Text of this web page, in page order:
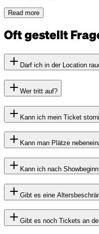
Read more
Oft gestellt
Darf ich in der Location
Wer tritt auf?
Kann ich mein Ticket
Kann man Plätze
Kann ich nach
Gibt es eine
Gibt es noch Tickets an